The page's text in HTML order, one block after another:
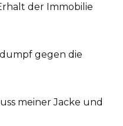
der Immobilie
gegen die
meiner Jacke und